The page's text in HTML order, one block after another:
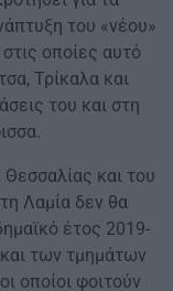
του «νέου»
οποίες αυτό
Τρίκαλα και
του και στη
και του
Λαμία δεν θα
έτος 2019-
των τμημάτων
οποίοι φοιτούν